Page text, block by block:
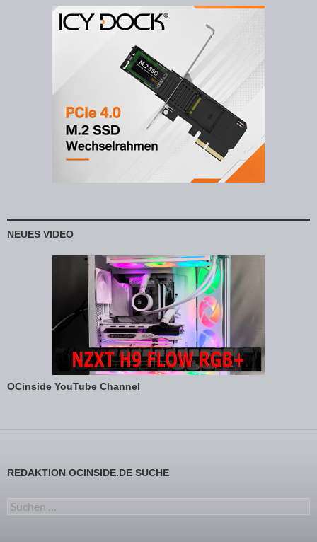
NEUES VIDEO
OCinside YouTube Channel
REDAKTION OCINSIDE.DE SUCHE
Suchen nach: